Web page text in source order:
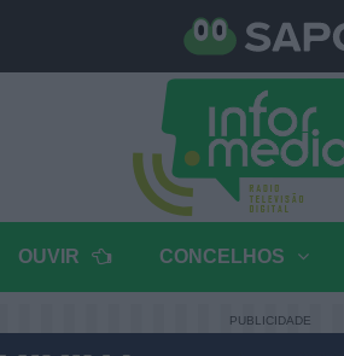
OUVIR CONCELHOS
PUBLICIDADE